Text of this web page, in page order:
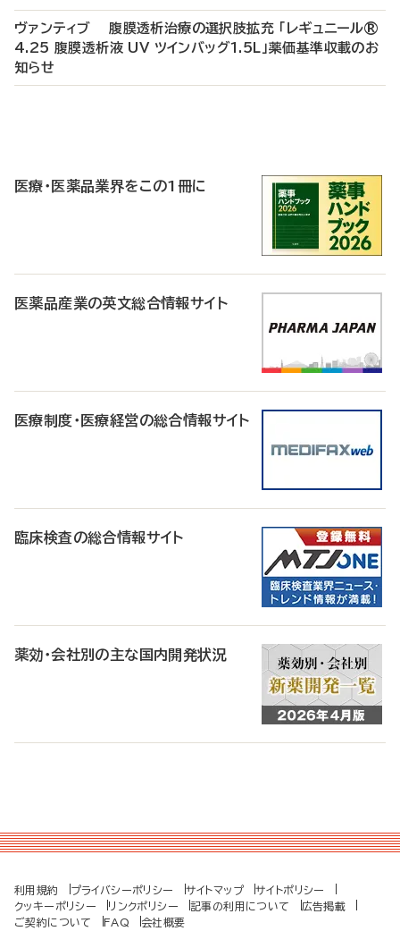
ヴァンティブ 腹膜透析治療の選択肢拡充 「レギュニール®
4.25 腹膜透析液 UV ツインバッグ1.5L」薬価基準収載のお
知らせ
医療・医薬品業界をこの1冊に
医薬品産業の英文総合情報サイト
医療制度・医療経営の総合情報サイト
臨床検査の総合情報サイト
薬効・会社別の主な国内開発状況
利用規約 プライバシーポリシー サイトマップ
サイトポリシー
クッキーポリシー
リンクポリシー 記事の利用について
広告掲載
ご契約について
FAQ 会社概要